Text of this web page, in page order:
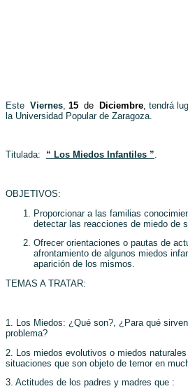
Este Viernes 15 de Diciembre tendrá
la Universidad Popular de Zaragoza.
Titulada: “ Los Miedos Infantiles ”.
OBJETIVOS:
Proporcionar a las familias
detectar las reacciones de miedo de
Ofrecer orientaciones o pautas de
afrontamiento de algunos miedos
aparición de los mismos.
TEMAS A TRATAR:
1. Los Miedos: ¿Qué son?, ¿Para qué
problema?
2. Los miedos evolutivos o miedos
situaciones que son objeto de temor en
3. Actitudes de los padres y madres que :